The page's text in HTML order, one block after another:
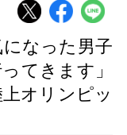
なった男子
てきます」
オリンピッ